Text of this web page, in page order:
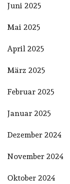
Juni 2025
Mai 2025
April 2025
März 2025
Februar 2025
Januar 2025
Dezember 2024
November 2024
Oktober 2024